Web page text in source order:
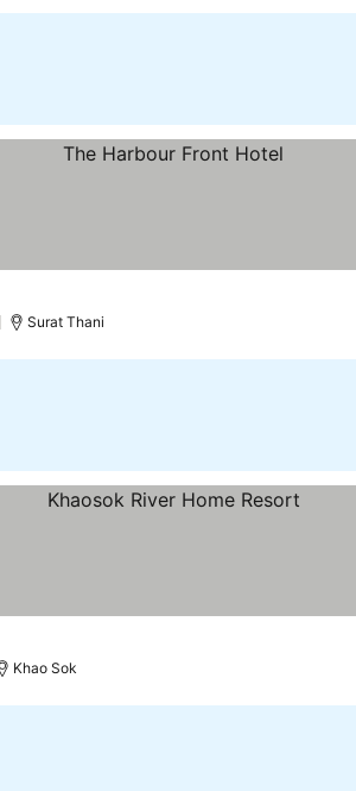
Surat Thani
Khao Sok